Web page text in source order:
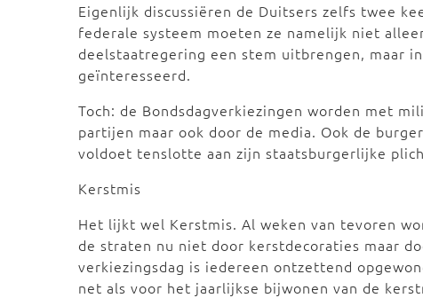
Eigenlijk discussiëren de Duitsers zelfs twee
federale systeem moeten ze namelijk niet
deelstaatregering een stem uitbrengen, maar
geïnteresseerd.
Toch: de Bondsdagverkiezingen worden met
partijen maar ook door de media. Ook de
voldoet tenslotte aan zijn staatsburgerlijke
Kerstmis
Het lijkt wel Kerstmis. Al weken van tevoren
de straten nu niet door kerstdecoraties maar
verkiezingsdag is iedereen ontzettend
net als voor het jaarlijkse bijwonen van de